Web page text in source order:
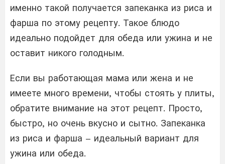
именно такой получается запеканка из риса и
фарша по этому рецепту. Такое блюдо
идеально подойдет для обеда или ужина и не
оставит никого голодным.
Если вы работающая мама или жена и не
имеете много времени, чтобы стоять у плиты,
обратите внимание на этот рецепт. Просто,
быстро, но очень вкусно и сытно. Запеканка
из риса и фарша – идеальный вариант для
ужина или обеда.